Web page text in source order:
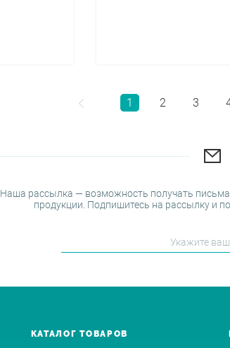
1 2 3
Наша рассылка — возможность получать письма
продукции. Подпишитесь на рассылку и
КАТАЛОГ ТОВАРОВ